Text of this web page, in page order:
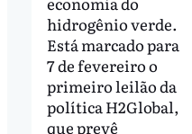
hidrogênio verde.
Está marcado para
7 de fevereiro o
primeiro leilão da
política H2Global,
que prevê